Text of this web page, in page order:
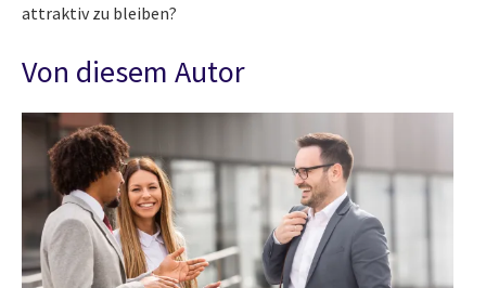
attraktiv zu bleiben?
Von diesem Autor